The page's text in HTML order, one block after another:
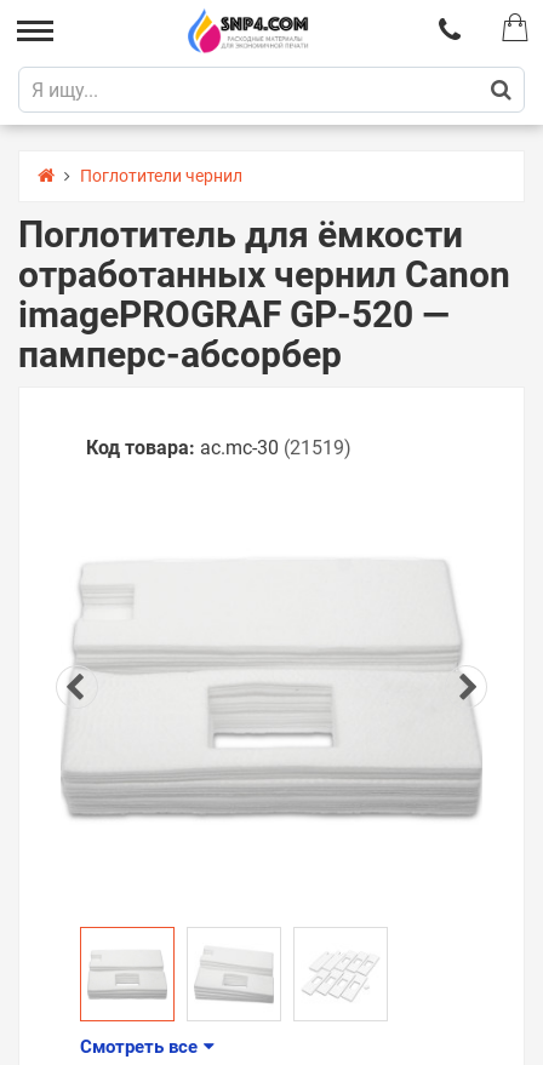
Поглотители чернил
Поглотитель для ёмкости
отработанных чернил Canon
imagePROGRAF GP-520 —
памперс-абсорбер
Код товара: ac.mc-30 (21519)
Смотреть все